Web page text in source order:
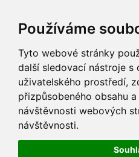
Používáme
Tyto webové stránky
další sledovací nástroje s
uživatelského prostředí,
přizpůsobeného obsahu
návštěvnosti webových
návštěvnosti.